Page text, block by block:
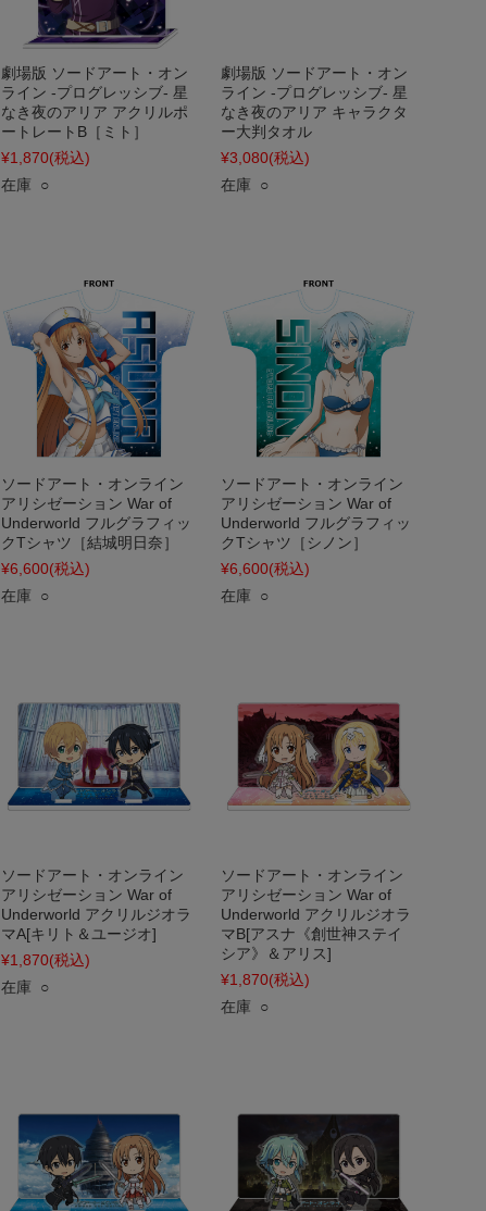
劇場版 ソードアート・オン
ライン -プログレッシブ- 星
なき夜のアリア アクリルポ
ートレートB［ミト］
¥1,870(税込)
在庫 ○
劇場版 ソードアート・オン
ライン -プログレッシブ- 星
なき夜のアリア キャラクタ
ー大判タオル
¥3,080(税込)
在庫 ○
ソードアート・オンライン
アリシゼーション War of
Underworld フルグラフィッ
クTシャツ［結城明日奈］
¥6,600(税込)
在庫 ○
ソードアート・オンライン
アリシゼーション War of
Underworld フルグラフィッ
クTシャツ［シノン］
¥6,600(税込)
在庫 ○
ソードアート・オンライン
アリシゼーション War of
Underworld アクリルジオラ
マA[キリト＆ユージオ]
¥1,870(税込)
在庫 ○
ソードアート・オンライン
アリシゼーション War of
Underworld アクリルジオラ
マB[アスナ《創世神ステイ
シア》＆アリス]
¥1,870(税込)
在庫 ○